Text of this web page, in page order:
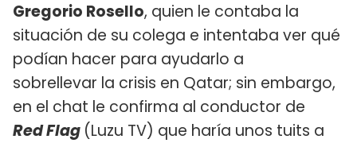
Gregorio Rosello, quien le contaba la
situación de su colega e intentaba ver qué
podían hacer para ayudarlo a
sobrellevar la crisis en Qatar; sin embargo,
en el chat le confirma al conductor de
Red Flag (Luzu TV) que haría unos tuits a